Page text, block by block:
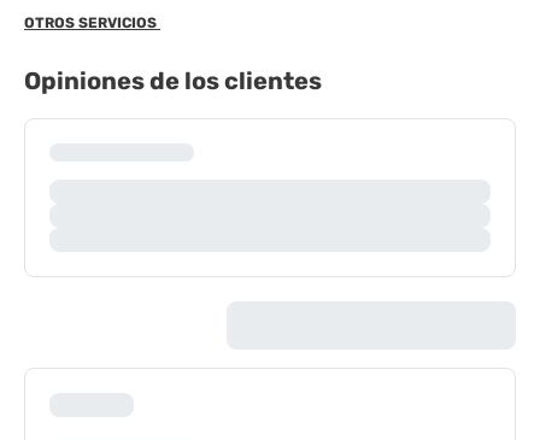
OTROS SERVICIOS
Opiniones de los clientes